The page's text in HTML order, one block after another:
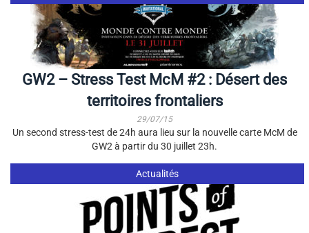
GW2 – Stress Test McM #2 : Désert des
territoires frontaliers
29/07/15
Un second stress-test de 24h aura lieu sur la nouvelle carte McM de
GW2 à partir du 30 juillet 23h.
Actualités